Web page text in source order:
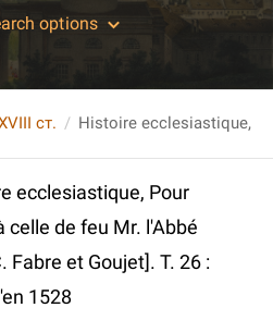
options
ст.
ecclesiastique, Pour
celle de feu Mr. l'Abbé
Fabre et Goujet]. T. 26 :
1528